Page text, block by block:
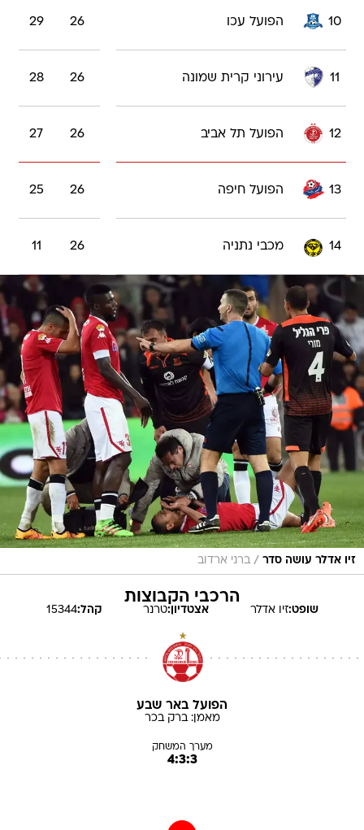
10 הפועל עכו 26
29
11 עירוני קרית שמונה 26
28
12 הפועל תל אביב 26
27
13 הפועל חיפה 26
25
14 מכבי נתניה 26
11
זיו אדלר עושה סדר / ברני ארדוב
הרכבי הקבוצות
שופט:זיו אדלר אצטדיון:טרנר קהל:15344
הפועל באר שבע
מאמן:ברק בכר
מערך המשחק
4:3:3